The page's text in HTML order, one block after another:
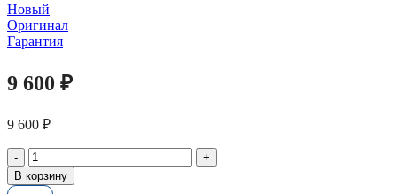
Новый
Оригинал
Гарантия
9 600 ₽
9 600 ₽
Количество
товара
Батарея
В корзину